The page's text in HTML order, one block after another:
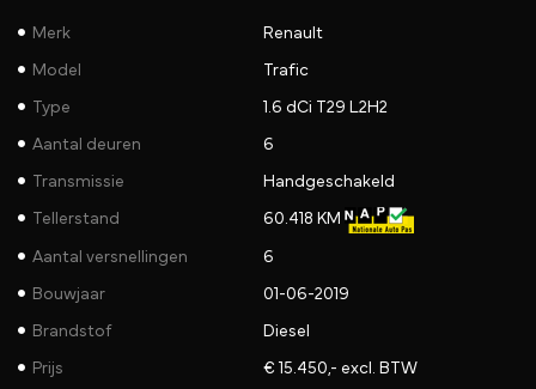
Merk Renault
Model Trafic
Type 1.6 dCi T29 L2H2
Aantal deuren 6
Transmissie Handgeschakeld
Tellerstand 60.418 KM
Aantal versnellingen 6
Bouwjaar 01-06-2019
Brandstof Diesel
Prijs € 15.450,- excl. BTW